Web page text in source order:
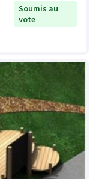
Soumis au
vote